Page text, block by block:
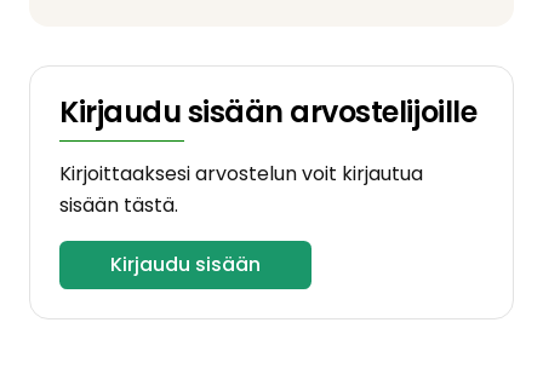
Kirjaudu sisään arvostelijoille
Kirjoittaaksesi arvostelun voit kirjautua
sisään tästä.
Kirjaudu sisään